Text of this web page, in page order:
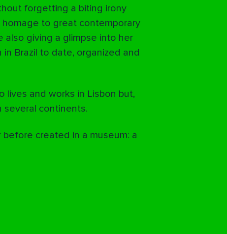
forgetting a biting irony
homage to great contemporary
giving a glimpse into her
Brazil to date, organized and
lives and works in Lisbon but,
several continents.
created in a museum: a